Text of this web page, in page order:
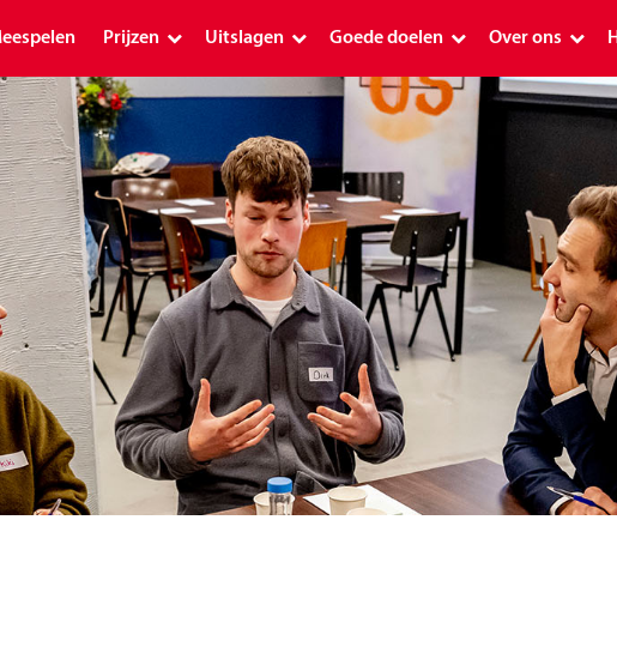
Prijzen
Prijzen
Premium
Plus
Uitslagen
Uitslag PostcodeKanjer 1 januari 2026
Premium uitslagen
Plus uitslagen
Postcode Loterij Miljoenenjacht
Overige uitslagen
Goede doelen
Goede doelen
Schenkingen 2026
Alle goede doelen
Planetpostcode.nl
Aanvraag indienen
Postcode Loterij Buurtfonds
Over ons
Over ons
Geschiedenis
Postcode
Onze
Verantwoord
Over de